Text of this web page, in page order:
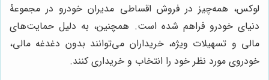
لوکس، همه‌چیز در فروش اقساطی مدیران خودرو در مجموعۀ
دنیای خودرو فراهم شده است. همچنین، به دلیل حمایت‌های
مالی و تسهیلات ویژه، خریداران می‌توانند بدون دغدغه مالی،
خودروی مورد نظر خود را انتخاب و خریداری کنند.